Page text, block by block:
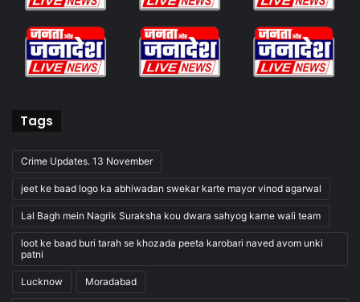
Tags
Crime Updates. 13 November
jeet ke baad logo ka abhiwadan swekar karte mayor vinod agarwal
Lal Bagh mein Nagrik Suraksha kou dwara sahyog karne wali team
loot ke baad buri tarah se khozada peeta karobari naved avom unki
patni
Lucknow Moradabad